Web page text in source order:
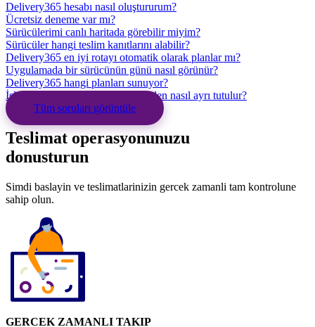
Delivery365 hesabı nasıl oluştururum?
Ücretsiz deneme var mı?
Sürücülerimi canlı haritada görebilir miyim?
Sürücüler hangi teslim kanıtlarını alabilir?
Delivery365 en iyi rotayı otomatik olarak planlar mı?
Uygulamada bir sürücünün günü nasıl görünür?
Delivery365 hangi planları sunuyor?
İşletmemin verileri diğer şirketlerden nasıl ayrı tutulur?
Tüm soruları görüntüle
Teslimat operasyonunuzu
donusturun
Simdi baslayin ve teslimatlarinizin gercek zamanli tam kontrolune
sahip olun.
GERCEK ZAMANLI TAKIP